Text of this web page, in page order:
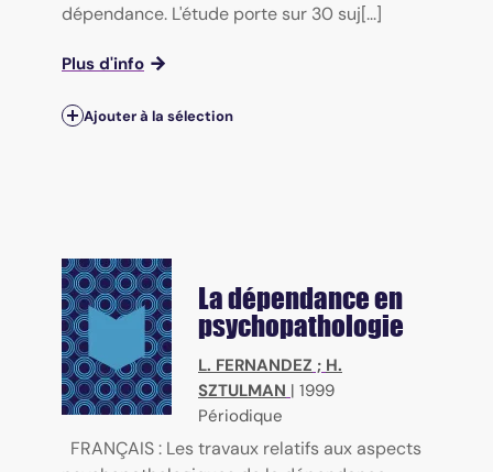
dépendance. L'étude porte sur 30 suj[...]
Plus d'info
Ajouter à la sélection
La dépendance en
psychopathologie
L. FERNANDEZ ; H.
SZTULMAN | 1999
Périodique
FRANÇAIS : Les travaux relatifs aux aspects